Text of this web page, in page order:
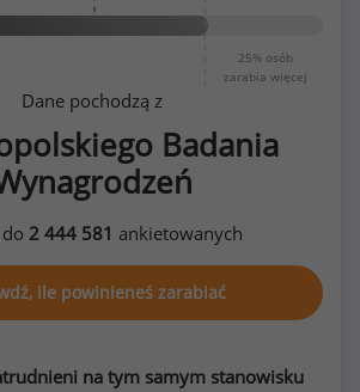
25% osób
zarabia więcej
Dane pochodzą z
Badania
do 2 444 581 ankietowanych
ile powinieneś zarabiać
na tym samym stanowisku